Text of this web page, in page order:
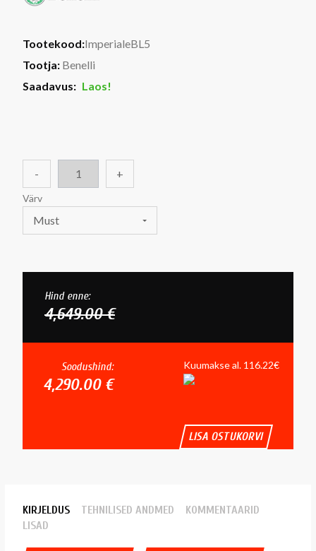
Tootekood:ImperialeBL5
Tootja: Benelli
Saadavus: Laos!
- +
Värv
Must
Hind enne:
4,649.00 €
Soodushind:
4,290.00 €
Kuumakse al. 116.22€
LISA OSTUKORVI
KIRJELDUS TEHNILISED ANDMED
KOMMENTAARID
LISAD